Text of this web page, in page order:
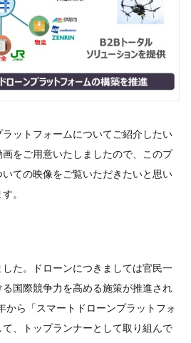
ットフォームについてご紹介したい
をご用意いたしましたので、このプ
ての映像をご覧いただきたいと思い
。
した。ドローンにつきましては官民一
国際競争力を高める施策が推進され
から「スマートドローンプラットフォ
、トップランナーとして取り組んで